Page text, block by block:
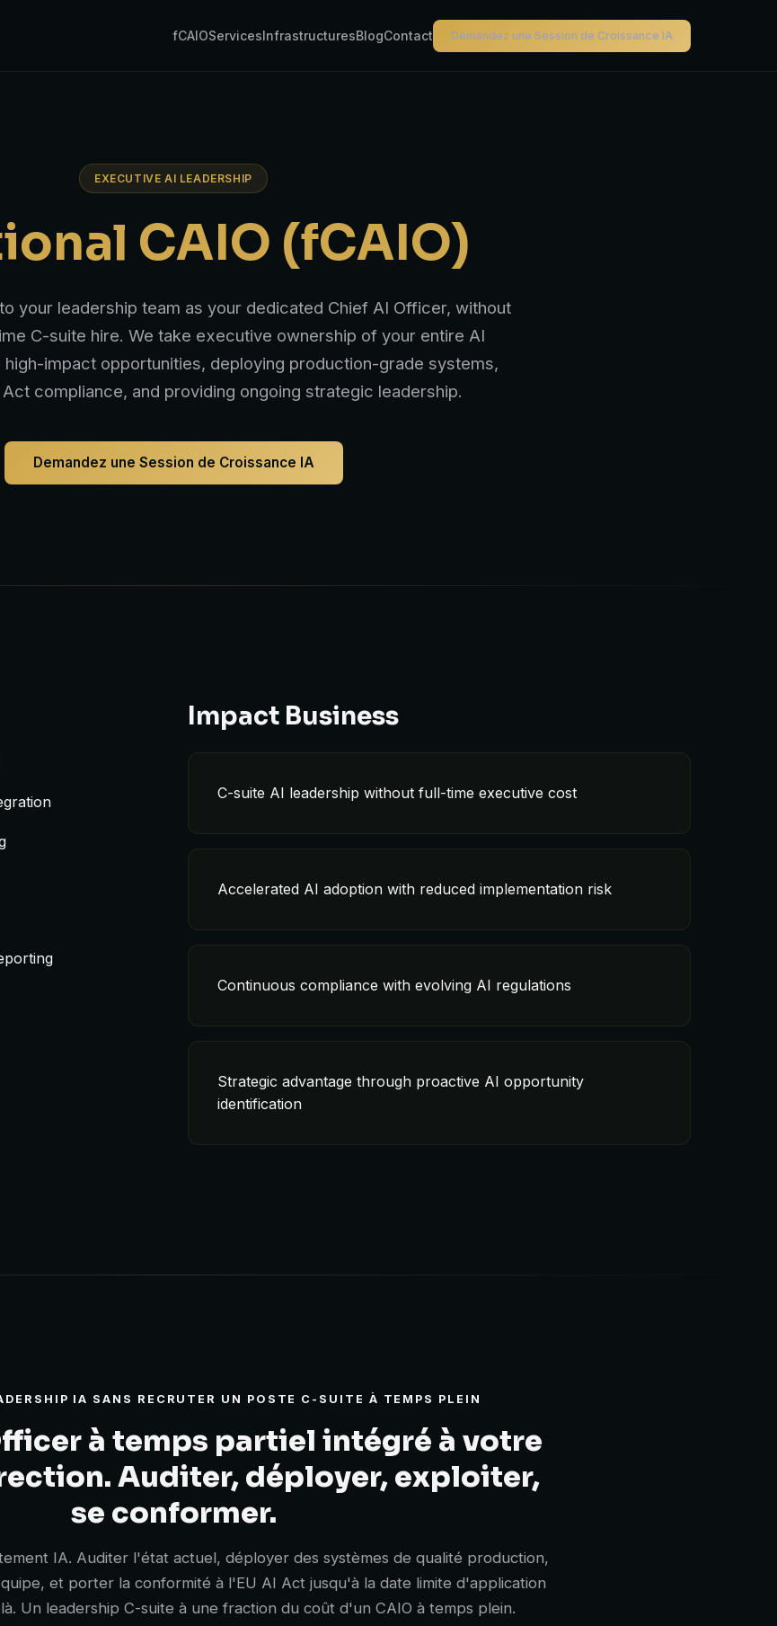
fCAIOServicesInfrastructuresBlogContact Demandez une Session de Croissance IA
EXECUTIVE AI LEADERSHIP
CAIO (fCAIO)
your leadership team as your dedicated Chief AI Officer, without
C-suite hire. We take executive ownership of your entire AI
impact opportunities, deploying production-grade systems,
Act compliance, and providing ongoing strategic leadership.
Demandez une Session de Croissance IA
Impact Business
C-suite AI leadership without full-time executive cost
Accelerated AI adoption with reduced implementation risk
Continuous compliance with evolving AI regulations
Strategic advantage through proactive AI opportunity
identification
IA SANS RECRUTER UN POSTE C-SUITE À TEMPS PLEIN
à temps partiel intégré à votre
Auditer, déployer, exploiter,
se conformer.
IA. Auditer l'état actuel, déployer des systèmes de qualité production,
et porter la conformité à l'EU AI Act jusqu'à la date limite d'application
Un leadership C-suite à une fraction du coût d'un CAIO à temps plein.